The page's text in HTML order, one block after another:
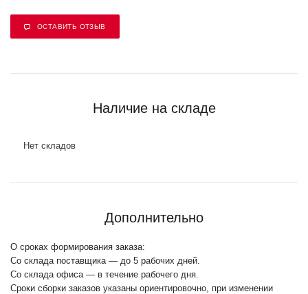
ОСТАВИТЬ ОТЗЫВ
Наличие на складе
Нет складов
Дополнительно
О сроках формирования заказа:
Со склада поставщика — до 5 рабочих дней.
Со склада офиса — в течение рабочего дня.
Сроки сборки заказов указаны ориентировочно, при изменении